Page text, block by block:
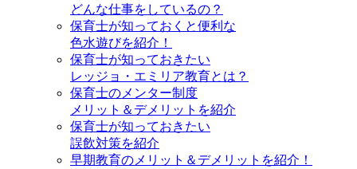
どんな仕事をしているの？
保育士が知っておくと便利な
色水遊びを紹介！
保育士が知っておきたい
レッジョ・エミリア教育とは？
保育士のメンター制度
メリット＆デメリットを紹介
保育士が知っておきたい
誤飲対策を紹介
早期教育のメリット＆デメリットを紹介！